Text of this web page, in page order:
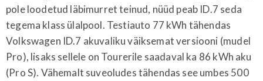
pole loodetud läbimurret teinud, nüüd peab ID.7 seda
tegema klass ülalpool. Testiauto 77 kWh tähendas
Volkswagen ID.7 akuvaliku väiksemat versiooni (mudel
Pro), lisaks sellele on Tourerile saadaval ka 86 kWh aku
(Pro S). Vähemalt suveoludes tähendas see umbes 500